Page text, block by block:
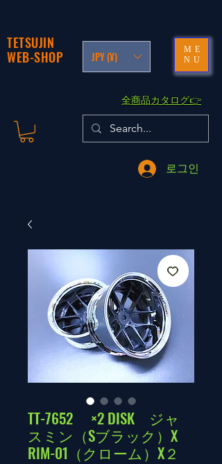
TETSUJIN
WEB-SHOP
JPY (¥)
ME
NU
​全商品カタログ👉
로그인
TT-7652 ×2 DISK ジャ
スミン（Sブラック）X
RIM-01（クローム）X２